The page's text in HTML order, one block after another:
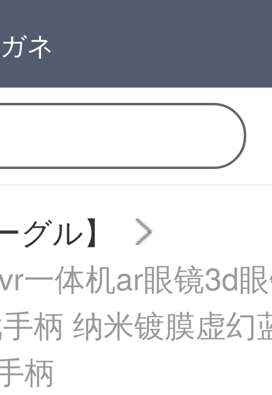
ネ
ル】
一体机ar眼镜3d
柄 纳米镀膜虚幻
柄